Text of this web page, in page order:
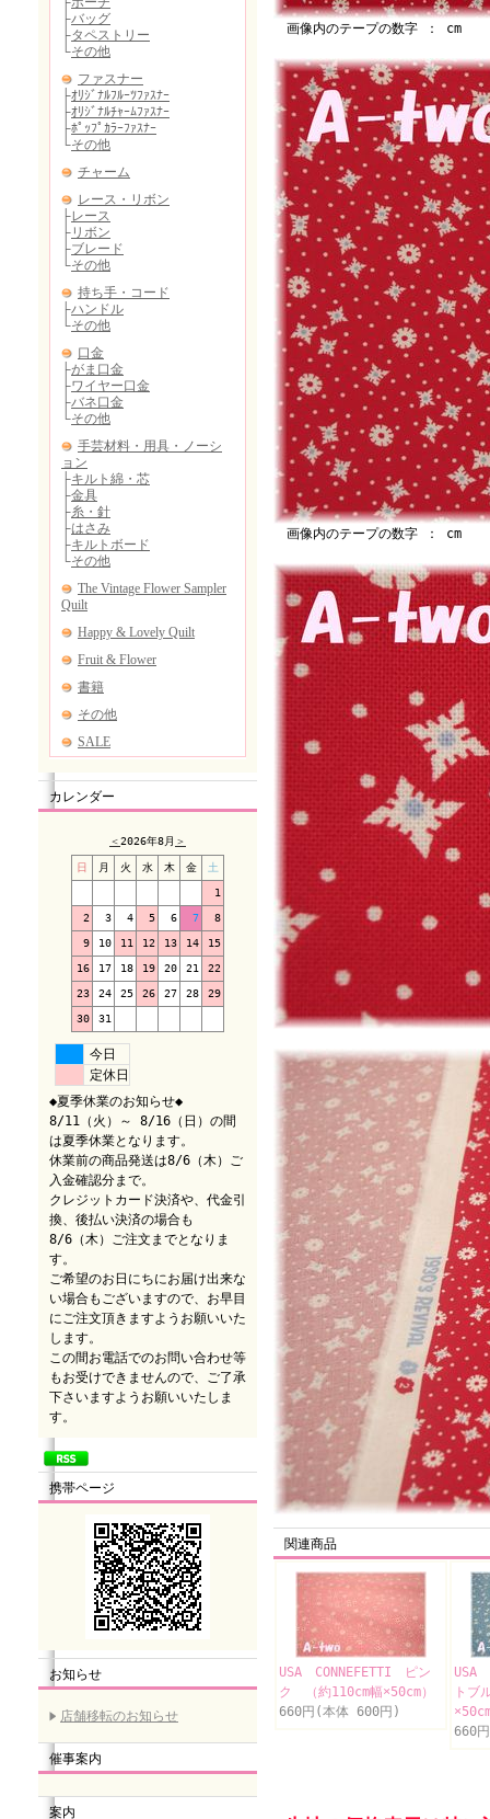
カレンダー
＜2026年8月 ＞
日 月 火 水 木 金 土
1
2 3 4 5 6 7 8
9 10 11 12 13 14 15
16 17 18 19 20 21 22
23 24 25 26 27 28 29
30 31
今日
定休日
◆夏季休業のお知らせ◆
8/11（火）～ 8/16（日）の間
は夏季休業となります。
休業前の商品発送は8/6（木）ご
入金確認分まで。
クレジットカード決済や、代金引
換、後払い決済の場合も
8/6（木）ご注文までとなりま
す。
ご希望のお日にちにお届け出来な
い場合もございますので、お早目
にご注文頂きますようお願いいた
します。
この間お電話でのお問い合わせ等
もお受けできませんので、ご了承
下さいますようお願いいたしま
す。
携帯ページ
お知らせ
店舗移転のお知らせ
催事案内
案内
画像内のテープの数字 ： cm
画像内のテープの数字 ： cm
関連商品
USA CONNEFETTI ピン
ク （約110cm幅×50cm）
660円(本体 600円)
USA
トブ
660